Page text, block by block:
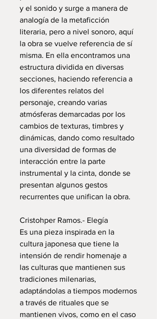
y el sonido y surge a manera de
analogía de la metaficción
literaria, pero a nivel sonoro, aquí
la obra se vuelve referencia de sí
misma. En ella encontramos una
estructura dividida en diversas
secciones, haciendo referencia a
los diferentes relatos del
personaje, creando varias
atmósferas demarcadas por los
cambios de texturas, timbres y
dinámicas, dando como resultado
una diversidad de formas de
interacción entre la parte
instrumental y la cinta, donde se
presentan algunos gestos
recurrentes que unifican la obra.
Cristohper Ramos.- Elegía
Es una pieza inspirada en la
cultura japonesa que tiene la
intensión de rendir homenaje a
las culturas que mantienen sus
tradiciones milenarias,
adaptándolas a tiempos modernos
a través de rituales que se
mantienen vivos, como en el caso